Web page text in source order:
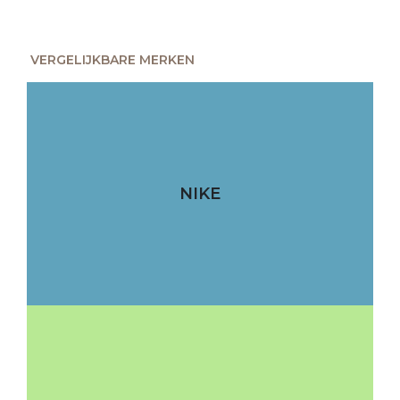
VERGELIJKBARE MERKEN
NIKE